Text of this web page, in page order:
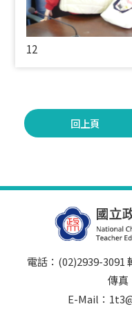
12
回上頁
電話：(02)2939-3091
傳真
E-Mail：